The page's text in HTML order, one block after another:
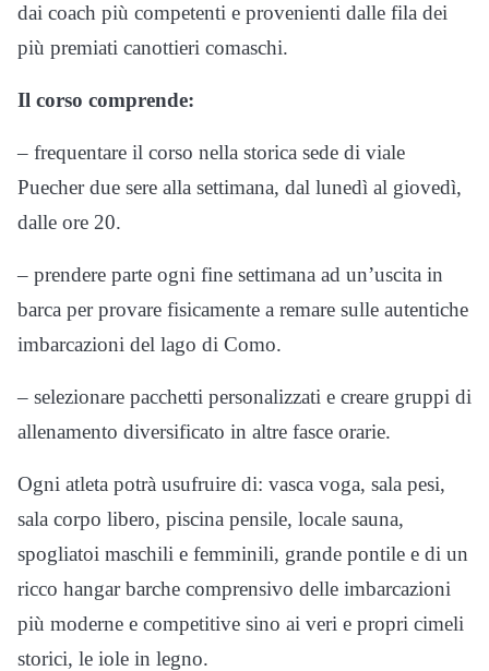
dai coach più competenti e provenienti dalle fila dei
più premiati canottieri comaschi.
Il corso comprende:
– frequentare il corso nella storica sede di viale
Puecher due sere alla settimana, dal lunedì al giovedì,
dalle ore 20.
– prendere parte ogni fine settimana ad un’uscita in
barca per provare fisicamente a remare sulle autentiche
imbarcazioni del lago di Como.
– selezionare pacchetti personalizzati e creare gruppi di
allenamento diversificato in altre fasce orarie.
Ogni atleta potrà usufruire di: vasca voga, sala pesi,
sala corpo libero, piscina pensile, locale sauna,
spogliatoi maschili e femminili, grande pontile e di un
ricco hangar barche comprensivo delle imbarcazioni
più moderne e competitive sino ai veri e propri cimeli
storici, le iole in legno.